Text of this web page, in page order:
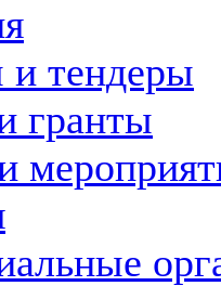
тендеры
гранты